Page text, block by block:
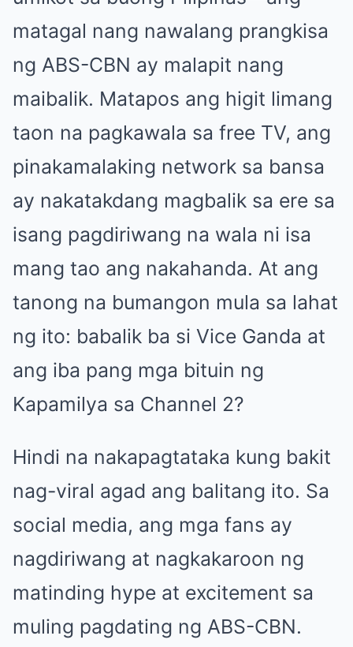
matagal nang nawalang prangkisa
ng ABS-CBN ay malapit nang
maibalik. Matapos ang higit limang
taon na pagkawala sa free TV, ang
pinakamalaking network sa bansa
ay nakatakdang magbalik sa ere sa
isang pagdiriwang na wala ni isa
mang tao ang nakahanda. At ang
tanong na bumangon mula sa lahat
ng ito: babalik ba si Vice Ganda at
ang iba pang mga bituin ng
Kapamilya sa Channel 2?
Hindi na nakapagtataka kung bakit
nag-viral agad ang balitang ito. Sa
social media, ang mga fans ay
nagdiriwang at nagkakaroon ng
matinding hype at excitement sa
muling pagdating ng ABS-CBN.